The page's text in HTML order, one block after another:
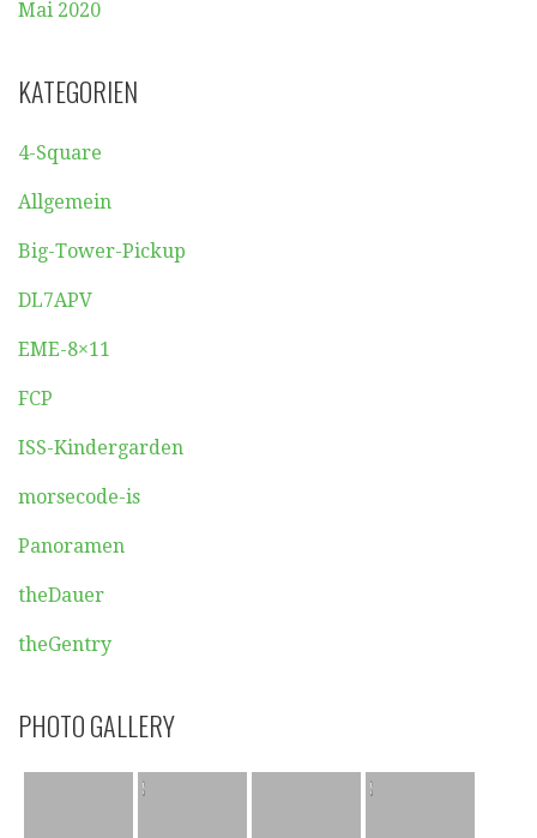
Mai 2020
KATEGORIEN
4-Square
Allgemein
Big-Tower-Pickup
DL7APV
EME-8×11
FCP
ISS-Kindergarden
morsecode-is
Panoramen
theDauer
theGentry
PHOTO GALLERY